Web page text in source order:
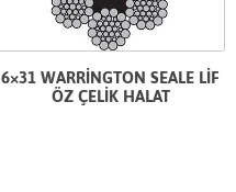
6×31 WARRİNGTON SEALE LİF
ÖZ ÇELİK HALAT